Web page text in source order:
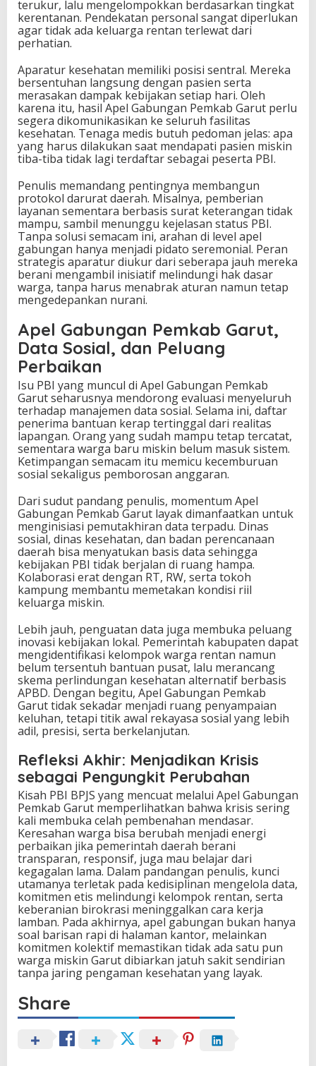
terukur, lalu mengelompokkan berdasarkan tingkat
kerentanan. Pendekatan personal sangat diperlukan
agar tidak ada keluarga rentan terlewat dari
perhatian.
Aparatur kesehatan memiliki posisi sentral. Mereka
bersentuhan langsung dengan pasien serta
merasakan dampak kebijakan setiap hari. Oleh
karena itu, hasil Apel Gabungan Pemkab Garut perlu
segera dikomunikasikan ke seluruh fasilitas
kesehatan. Tenaga medis butuh pedoman jelas: apa
yang harus dilakukan saat mendapati pasien miskin
tiba-tiba tidak lagi terdaftar sebagai peserta PBI.
Penulis memandang pentingnya membangun
protokol darurat daerah. Misalnya, pemberian
layanan sementara berbasis surat keterangan tidak
mampu, sambil menunggu kejelasan status PBI.
Tanpa solusi semacam ini, arahan di level apel
gabungan hanya menjadi pidato seremonial. Peran
strategis aparatur diukur dari seberapa jauh mereka
berani mengambil inisiatif melindungi hak dasar
warga, tanpa harus menabrak aturan namun tetap
mengedepankan nurani.
Apel Gabungan Pemkab Garut,
Data Sosial, dan Peluang
Perbaikan
Isu PBI yang muncul di Apel Gabungan Pemkab
Garut seharusnya mendorong evaluasi menyeluruh
terhadap manajemen data sosial. Selama ini, daftar
penerima bantuan kerap tertinggal dari realitas
lapangan. Orang yang sudah mampu tetap tercatat,
sementara warga baru miskin belum masuk sistem.
Ketimpangan semacam itu memicu kecemburuan
sosial sekaligus pemborosan anggaran.
Dari sudut pandang penulis, momentum Apel
Gabungan Pemkab Garut layak dimanfaatkan untuk
menginisiasi pemutakhiran data terpadu. Dinas
sosial, dinas kesehatan, dan badan perencanaan
daerah bisa menyatukan basis data sehingga
kebijakan PBI tidak berjalan di ruang hampa.
Kolaborasi erat dengan RT, RW, serta tokoh
kampung membantu memetakan kondisi riil
keluarga miskin.
Lebih jauh, penguatan data juga membuka peluang
inovasi kebijakan lokal. Pemerintah kabupaten dapat
mengidentifikasi kelompok warga rentan namun
belum tersentuh bantuan pusat, lalu merancang
skema perlindungan kesehatan alternatif berbasis
APBD. Dengan begitu, Apel Gabungan Pemkab
Garut tidak sekadar menjadi ruang penyampaian
keluhan, tetapi titik awal rekayasa sosial yang lebih
adil, presisi, serta berkelanjutan.
Refleksi Akhir: Menjadikan Krisis
sebagai Pengungkit Perubahan
Kisah PBI BPJS yang mencuat melalui Apel Gabungan
Pemkab Garut memperlihatkan bahwa krisis sering
kali membuka celah pembenahan mendasar.
Keresahan warga bisa berubah menjadi energi
perbaikan jika pemerintah daerah berani
transparan, responsif, juga mau belajar dari
kegagalan lama. Dalam pandangan penulis, kunci
utamanya terletak pada kedisiplinan mengelola data,
komitmen etis melindungi kelompok rentan, serta
keberanian birokrasi meninggalkan cara kerja
lamban. Pada akhirnya, apel gabungan bukan hanya
soal barisan rapi di halaman kantor, melainkan
komitmen kolektif memastikan tidak ada satu pun
warga miskin Garut dibiarkan jatuh sakit sendirian
tanpa jaring pengaman kesehatan yang layak.
Share